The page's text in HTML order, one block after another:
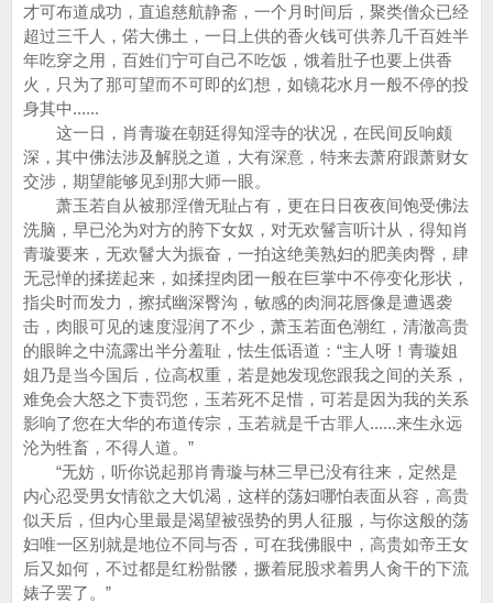
才可布道成功，直追慈航静斋，一个月时间后，聚类僧众已经
超过三千人，偌大佛土，一日上供的香火钱可供养几千百姓半
年吃穿之用，百姓们宁可自己不吃饭，饿着肚子也要上供香
火，只为了那可望而不可即的幻想，如镜花水月一般不停的投
身其中......
这一日，肖青璇在朝廷得知淫寺的状况，在民间反响颇
深，其中佛法涉及解脱之道，大有深意，特来去萧府跟萧财女
交涉，期望能够见到那大师一眼。
萧玉若自从被那淫僧无耻占有，更在日日夜夜间饱受佛法
洗脑，早已沦为对方的胯下女奴，对无欢鬙言听计从，得知肖
青璇要来，无欢鬙大为振奋，一拍这绝美熟妇的肥美肉臀，肆
无忌惮的揉搓起来，如揉捏肉团一般在巨掌中不停变化形状，
指尖时而发力，擦拭幽深臀沟，敏感的肉洞花唇像是遭遇袭
击，肉眼可见的速度湿润了不少，萧玉若面色潮红，清澈高贵
的眼眸之中流露出半分羞耻，怯生低语道：“主人呀！青璇姐
姐乃是当今国后，位高权重，若是她发现您跟我之间的关系，
难免会大怒之下责罚您，玉若死不足惜，可若是因为我的关系
影响了您在大华的布道传宗，玉若就是千古罪人......来生永远
沦为牲畜，不得人道。”
“无妨，听你说起那肖青璇与林三早已没有往来，定然是
内心忍受男女情欲之大饥渴，这样的荡妇哪怕表面从容，高贵
似天后，但内心里最是渴望被强势的男人征服，与你这般的荡
妇唯一区别就是地位不同与否，可在我佛眼中，高贵如帝王女
后又如何，不过都是红粉骷髅，撅着屁股求着男人肏干的下流
婊子罢了。”